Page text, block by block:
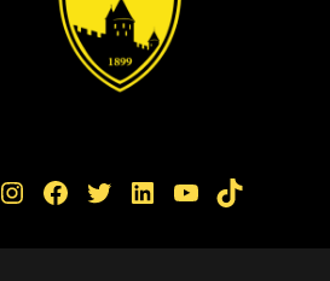
Instagram Facebook Twitter LinkedIn YouTube TikTok